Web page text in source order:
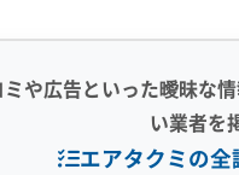
ンは「油っぽく」
気ガスに含まれる油分
や広告といった曖昧な
い業者を
エアタクミの全